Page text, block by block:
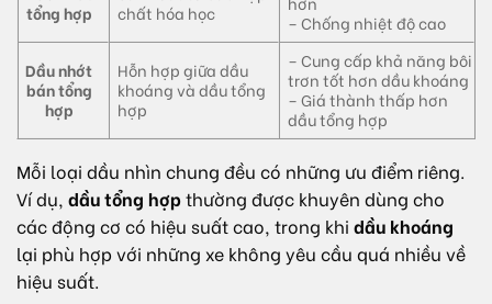
tổng hợp
chất hóa học
– Chống nhiệt độ cao
Dầu nhớt
bán tổng
hợp
Hỗn hợp giữa dầu
khoáng và dầu tổng
hợp
– Cung cấp khả năng bôi
trơn tốt hơn dầu khoáng
– Giá thành thấp hơn
dầu tổng hợp
Mỗi loại dầu nhìn chung đều có những ưu điểm riêng.
Ví dụ, dầu tổng hợpthường được khuyên dùng cho
các động cơ có hiệu suất cao, trong khi dầu khoáng
lại phù hợp với những xe không yêu cầu quá nhiều về
hiệu suất.